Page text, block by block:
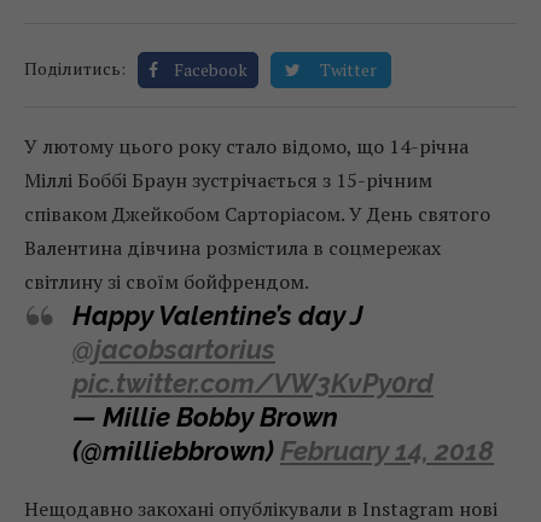
Поділитись: Facebook Twitter
У лютому цього року стало відомо, що 14-річна
Міллі Боббі Браун зустрічається з 15-річним
співаком Джейкобом Сарторіасом. У День святого
Валентина дівчина розмістила в соцмережах
світлину зі своїм бойфрендом.
Happy Valentine’s day J
@jacobsartorius
pic.twitter.com/VW3KvPy0rd
— Millie Bobby Brown
(@milliebbrown) February 14, 2018
Нещодавно закохані опублікували в Instagram нові